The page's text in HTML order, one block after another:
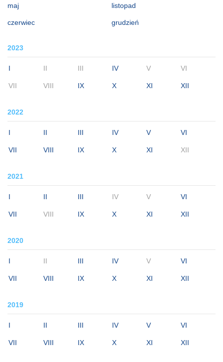
maj
czerwiec
listopad
grudzień
2023
I II III IV V VI
VII VIII IX X XI XII
2022
I II III IV V VI
VII VIII IX X XI XII
2021
I II III IV V VI
VII VIII IX X XI XII
2020
I II III IV V VI
VII VIII IX X XI XII
2019
I II III IV V VI
VII VIII IX X XI XII